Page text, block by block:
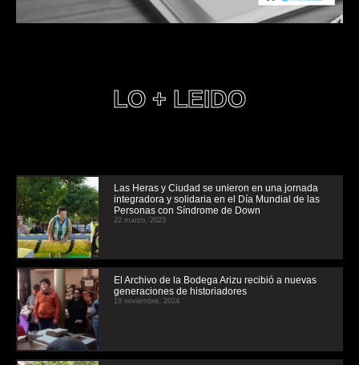
LO + LEIDO
Las Heras y Ciudad se unieron en una jornada
integradora y solidaria en el Día Mundial de las
Personas con Síndrome de Down
22 marzo, 2023
El Archivo de la Bodega Arizu recibió a nuevas
generaciones de historiadores
19 noviembre, 2024